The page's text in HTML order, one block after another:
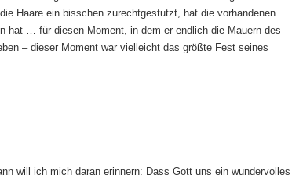
Haare ein bisschen zurechtgestutzt, hat die vorhandenen
hat … für diesen Moment, in dem er endlich die Mauern des
– dieser Moment war vielleicht das größte Fest seines
will ich mich daran erinnern: Dass Gott uns ein wundervolles